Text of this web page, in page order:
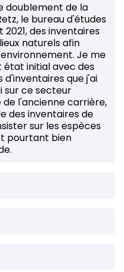
doublement de la
le bureau d'études
2021, des inventaires
naturels afin
Je me
initial avec des
d'inventaires que j'ai
sur ce secteur
l'ancienne carrière,
des inventaires de
sur les espèces
pourtant bien